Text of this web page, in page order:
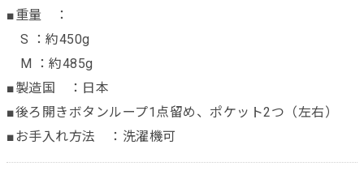
■重量 ：
S ：約450g
M ：約485g
■製造国 ：日本
■後ろ開きボタンループ1点留め、ポケット2つ（左右）
■お手入れ方法 ：洗濯機可